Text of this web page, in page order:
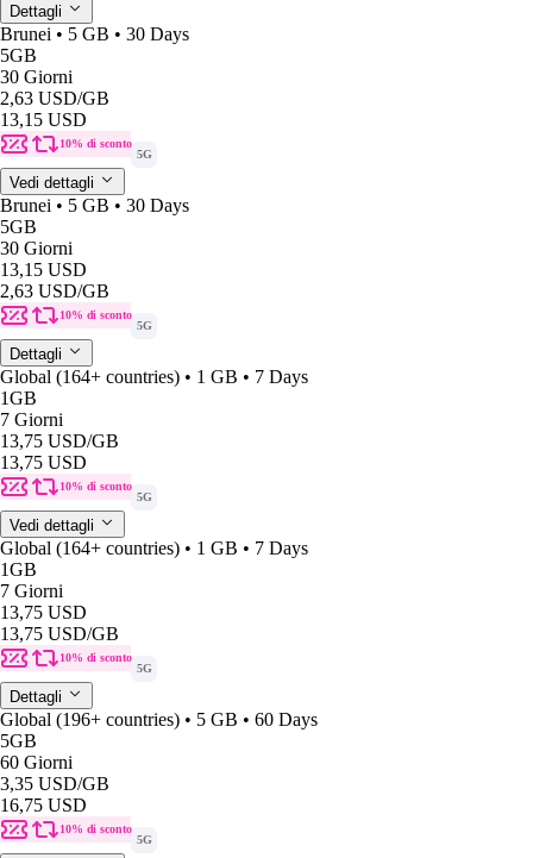
Dettagli
Brunei • 5 GB • 30 Days
5GB
30 Giorni
2,63 USD/GB
13,15 USD
10% di sconto
5G
Vedi dettagli
Brunei • 5 GB • 30 Days
5GB
30 Giorni
13,15 USD
2,63 USD/GB
10% di sconto
5G
Dettagli
Global (164+ countries) • 1 GB • 7 Days
1GB
7 Giorni
13,75 USD/GB
13,75 USD
10% di sconto
5G
Vedi dettagli
Global (164+ countries) • 1 GB • 7 Days
1GB
7 Giorni
13,75 USD
13,75 USD/GB
10% di sconto
5G
Dettagli
Global (196+ countries) • 5 GB • 60 Days
5GB
60 Giorni
3,35 USD/GB
16,75 USD
10% di sconto
5G